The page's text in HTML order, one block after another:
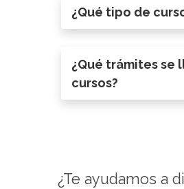
¿Qué tipo de
¿Qué trámites se
cursos?
¿Te ayudamos a